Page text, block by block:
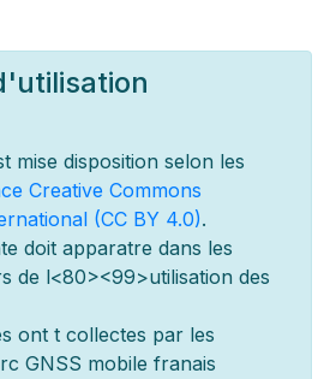
mise disposition selon les
Creative Commons
(CC BY 4.0).
doit apparatre dans les
de l<80><99>utilisation des
ont t collectes par les
GNSS mobile franais